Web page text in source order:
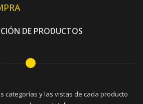
DE PRODUCTOS
categorías y las vistas de cada producto